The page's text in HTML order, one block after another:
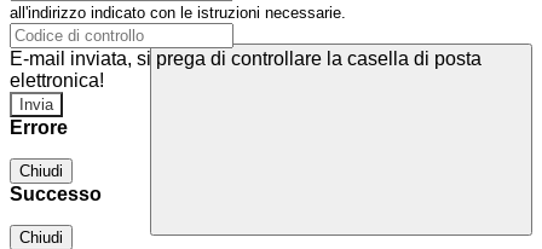
all'indirizzo indicato con le istruzioni necessarie.
E-mail inviata, si prega di controllare la casella di posta
elettronica!
Errore
Chiudi
Successo
Chiudi